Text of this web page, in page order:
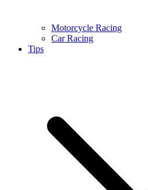
Motorcycle Racing
Car Racing
Tips